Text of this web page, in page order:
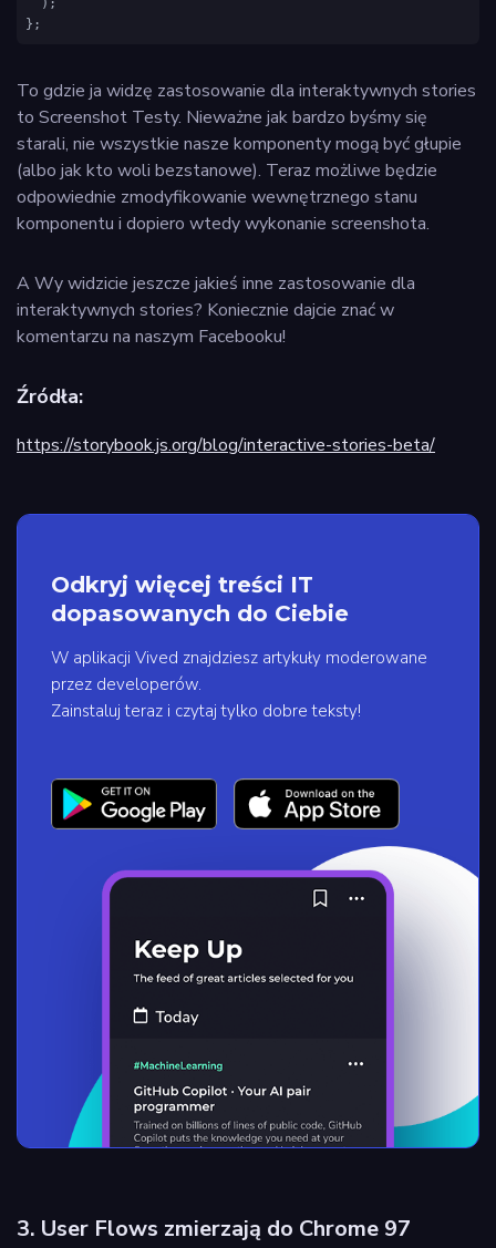
};
To gdzie ja widzę zastosowanie dla interaktywnych stories
to Screenshot Testy. Nieważne jak bardzo byśmy się
starali, nie wszystkie nasze komponenty mogą być głupie
(albo jak kto woli bezstanowe). Teraz możliwe będzie
odpowiednie zmodyfikowanie wewnętrznego stanu
komponentu i dopiero wtedy wykonanie screenshota.
A Wy widzicie jeszcze jakieś inne zastosowanie dla
interaktywnych stories? Koniecznie dajcie znać w
komentarzu na naszym Facebooku!
Źródła:
https://storybook.js.org/blog/interactive-stories-beta/
Odkryj więcej treści IT
dopasowanych do Ciebie
W aplikacji Vived znajdziesz artykuły moderowane
przez developerów.
Zainstaluj teraz i czytaj tylko dobre teksty!
3. User Flows zmierzają do Chrome 97